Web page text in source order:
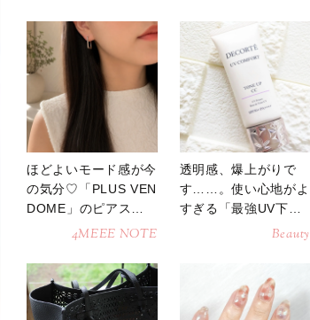
ほどよいモード感が今
の気分♡「PLUS VEN
DOME」のピアスが
4MEEE NOTE
透明感、爆上がりで
す……。使い心地がよ
すぎる「最強UV下
Beauty